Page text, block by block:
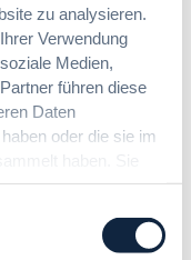
zu analysieren.
Verwendung
Medien,
führen diese
Daten
oder die sie im
wenn Sie unsere
Er ist
und für
der
e.V..